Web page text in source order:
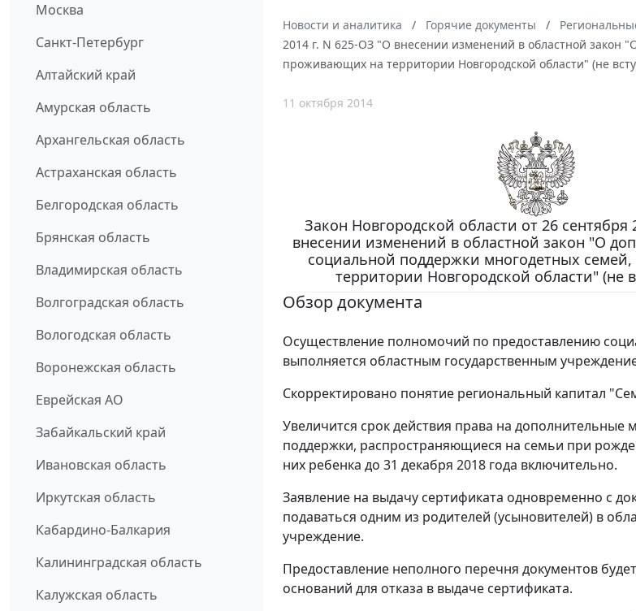
Москва
Санкт-Петербург
Алтайский край
Амурская область
Архангельская область
Астраханская область
Белгородская область
Брянская область
Владимирская область
Волгоградская область
Вологодская область
Воронежская область
Еврейская АО
Забайкальский край
Ивановская область
Иркутская область
Кабардино-Балкария
Калининградская область
Калужская область
Новости и аналитика Горячие документы
2014 г. N 625-ОЗ "О внесении изменений в областной закон
проживающих на территории Новгородской области" (не
11 октября 2014
Закон Новгородской области от 26 сентября
внесении изменений в областной закон "О
социальной поддержки многодетных
территории Новгородской области" (не
Обзор документа
Осуществление полномочий по предоставлению
выполняется областным государственным
Скорректировано понятие региональный капитал
Увеличится срок действия права на дополнительные
поддержки, распространяющиеся на семьи при
них ребенка до 31 декабря 2018 года включительно.
Заявление на выдачу сертификата одновременно с
подаваться одним из родителей (усыновителей) в
учреждение.
Предоставление неполного перечня документов
оснований для отказа в выдаче сертификата.